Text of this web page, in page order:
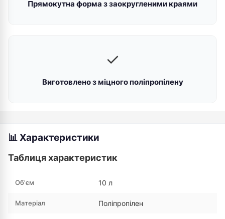
Прямокутна форма з заокругленими краями
✓
Виготовлено з міцного поліпропілену
📊 Характеристики
Таблиця характеристик
Об'єм 10 л
Матеріал Поліпропілен